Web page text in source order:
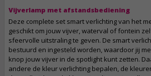
Vijverlamp met afstandsbediening
Deze complete set smart verlichting van het
geschikt om jouw vijver, waterval of fontein
sfeervolle uitstraling te geven. De smart
bestuurd en ingesteld worden, waardoor jij
knop jouw vijver in de spotlight kunt zetten.
andere de kleur verlichting bepalen, de